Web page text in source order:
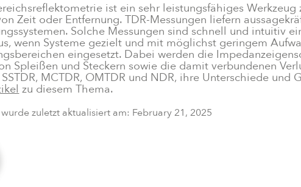
ist ein sehr leistungsfähiges
Zeit oder Entfernung. TDR-Messungen liefern
Solche Messungen sind schnell und intuitiv
wenn Systeme gezielt und mit möglichst geringem
eingesetzt. Dabei werden die
Spleißen und Steckern sowie die damit verbundenen
SSTDR, MCTDR, OMTDR und NDR, ihre Unterschiede
zu diesem Thema.
zuletzt aktualisiert am: February 21, 2025